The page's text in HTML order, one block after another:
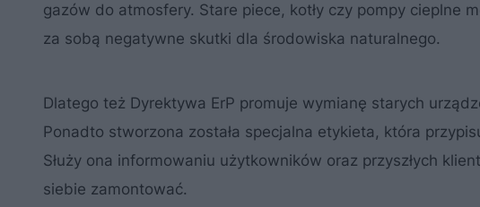
gazów do atmosfery. Stare piece, kotły czy pompy cieplne
za sobą negatywne skutki dla środowiska naturalnego.
Dlatego też Dyrektywa ErP promuje wymianę starych
Ponadto stworzona została specjalna etykieta, która
Służy ona informowaniu użytkowników oraz przyszłych
siebie zamontować.